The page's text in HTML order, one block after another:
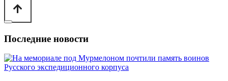
Последние новости